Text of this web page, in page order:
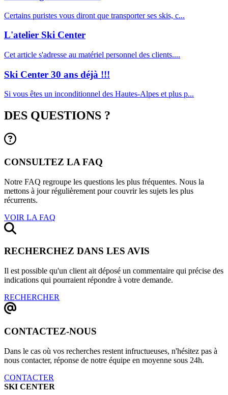
Certains puristes vous diront que transporter ses skis, c...
L'atelier Ski Center
Cet article s'adresse au matériel personnel des clients....
Ski Center 30 ans déjà !!!
Si vous êtes un inconditionnel des Hautes-Alpes et plus p...
DES QUESTIONS ?
CONSULTEZ LA FAQ
Notre FAQ regroupe les questions les plus fréquentes. Nous la
mettons à jour régulièrement pour couvrir les sujets les plus
récurrents.
VOIR LA FAQ
RECHERCHEZ DANS LES AVIS
Il est possible qu'un client ait déposé un commentaire qui précise des
indications qui pourraient répondre à votre demande.
RECHERCHER
CONTACTEZ-NOUS
Dans le cas où vos recherches restent infructueuses, n'hésitez pas à
nous contacter, réponse de notre équipe en moyenne sous 24h.
CONTACTER
SKI CENTER